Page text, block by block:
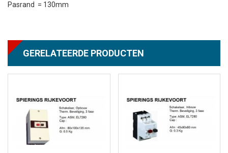
Pasrand = 130mm
GERELATEERDE PRODUCTEN